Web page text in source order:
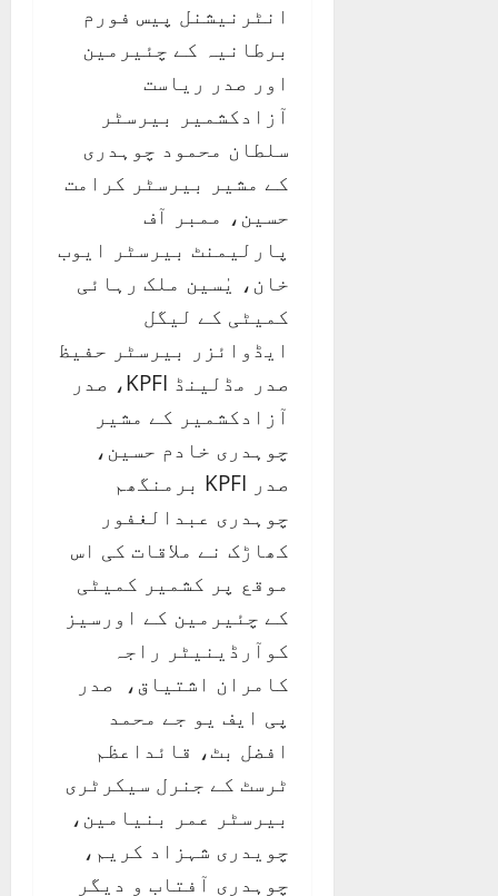
انٹرنیشنل پیس فورم
برطانیہ کے چئیرمین
اور صدر ریاست
آزادکشمیر بیرسٹر
سلطان محمود چوہدری
کے مشیر بیرسٹر کرامت
حسین، ممبر آف
پارلیمنٹ بیرسٹر ایوب
خان، یٰسین ملک رہائی
کمیٹی کے لیگل
ایڈوائزر بیرسٹر حفیظ
صدر مڈلینڈ KPFI، صدر
آزادکشمیر کے مشیر
چوہدری خادم حسین،
صدر KPFI برمنگھم
چوہدری عبدالغفور
کھاڑک نے ملاقات کی اس
موقع پر کشمیر کمیٹی
کے چئیرمین کے اورسیز
کوآرڈینیٹر راجہ
کامران اشتیاق، صدر
پی ایف یو جے محمد
افضل بٹ، قائداعظم
ٹرسٹ کے جنرل سیکرٹری
بیرسٹر عمر بنیامین،
چویدری شہزاد کریم،
چوہدری آفتاب و دیگر